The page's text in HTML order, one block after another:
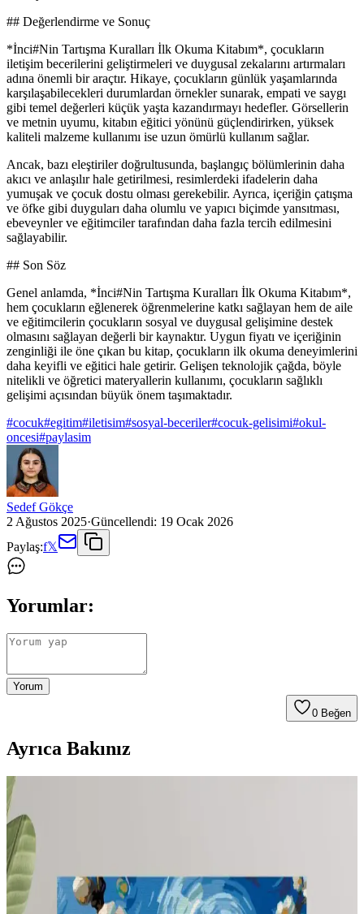
## Değerlendirme ve Sonuç
*İnci#Nin Tartışma Kuralları İlk Okuma Kitabım*, çocukların
iletişim becerilerini geliştirmeleri ve duygusal zekalarını artırmaları
adına önemli bir araçtır. Hikaye, çocukların günlük yaşamlarında
karşılaşabilecekleri durumlardan örnekler sunarak, empati ve saygı
gibi temel değerleri küçük yaşta kazandırmayı hedefler. Görsellerin
ve metnin uyumu, kitabın eğitici yönünü güçlendirirken, yüksek
kaliteli malzeme kullanımı ise uzun ömürlü kullanım sağlar.
Ancak, bazı eleştiriler doğrultusunda, başlangıç bölümlerinin daha
akıcı ve anlaşılır hale getirilmesi, resimlerdeki ifadelerin daha
yumuşak ve çocuk dostu olması gerekebilir. Ayrıca, içeriğin çatışma
ve öfke gibi duyguları daha olumlu ve yapıcı biçimde yansıtması,
ebeveynler ve eğitimciler tarafından daha fazla tercih edilmesini
sağlayabilir.
## Son Söz
Genel anlamda, *İnci#Nin Tartışma Kuralları İlk Okuma Kitabım*,
hem çocukların eğlenerek öğrenmelerine katkı sağlayan hem de aile
ve eğitimcilerin çocukların sosyal ve duygusal gelişimine destek
olmasını sağlayan değerli bir kaynaktır. Uygun fiyatı ve içeriğinin
zenginliği ile öne çıkan bu kitap, çocukların ilk okuma deneyimlerini
daha keyifli ve eğitici hale getirir. Gelişen teknolojik çağda, böyle
nitelikli ve öğretici materyallerin kullanımı, çocukların sağlıklı
gelişimi açısından büyük önem taşımaktadır.
#cocuk#egitim#iletisim#sosyal-beceriler#cocuk-gelisimi#okul-
oncesi#paylasim
Sedef Gökçe
2 Ağustos 2025·Güncellendi: 19 Ocak 2026
Paylaş:f𝕏
Yorumlar:
Yorum
0 Beğen
Ayrıca Bakınız
Mikro Anaokullarında Pencere Kenarı Tasarımı:
Fonksiyonel ve Estetik Yaklaşımlar
Mikro anaokullarında pencere kenarları, doğal renkler ve yumuşak
dokularla çocukların konforunu artırırken gizlilik ve yaratıcılığı
destekleyen çok yönlü alanlar sunar.
Dar ve Çok Amaçlı Mekanlarda Fonksiyonel ve